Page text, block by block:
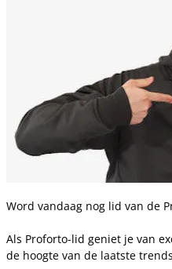
Word vandaag nog lid van de
Als Proforto-lid geniet je van
de hoogte van de laatste